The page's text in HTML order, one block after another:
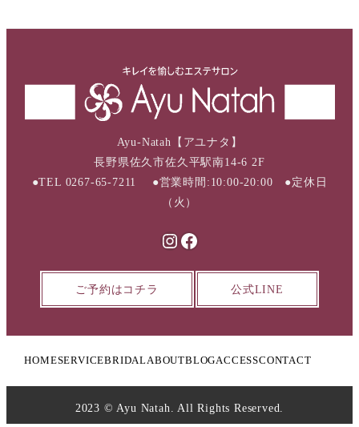
Ayu-Natah【アユナタ】
長野県佐久市佐久平駅南14-6 2F
●TEL 0267-65-7211 ●営業時間:10:00-20:00 ●定休日
（火）
Instagram Facebook
ご予約はコチラ 公式LINE
HOMESERVICEBRIDALABOUTBLOGACCESSCONTACT
2023 © Ayu Natah. All Rights Reserved.